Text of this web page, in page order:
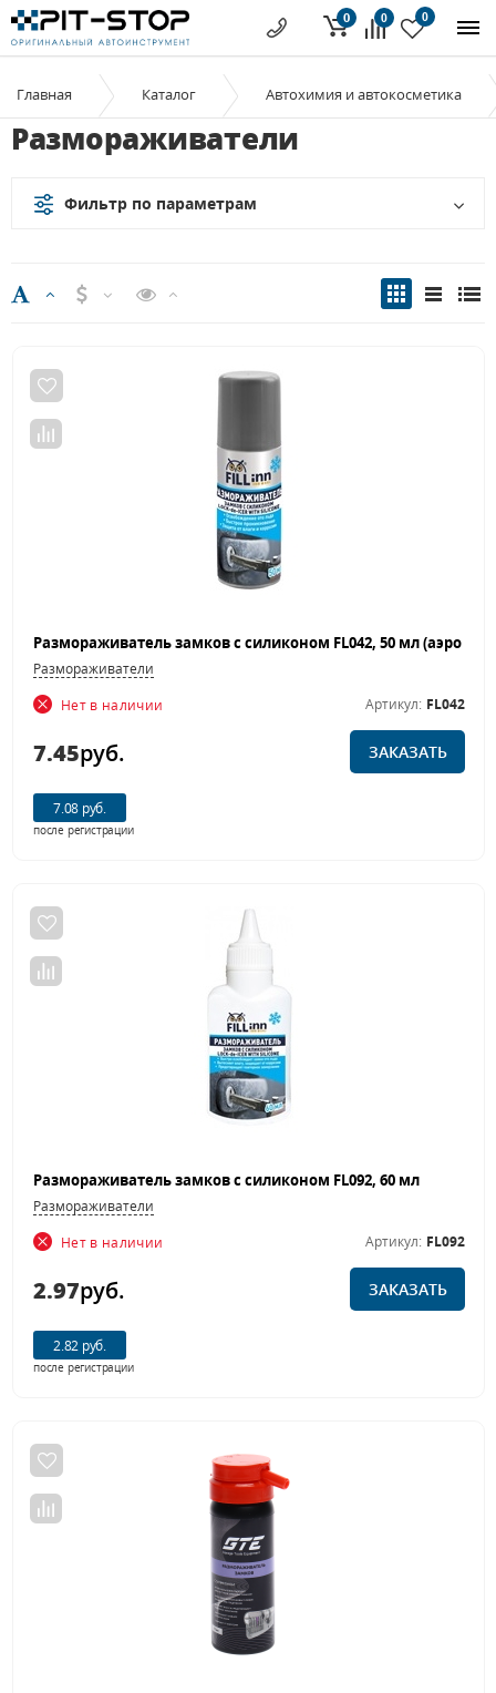
0 0
0
Главная Каталог Автохимия и автокосметика
Размораживатели
Фильтр по параметрам
Размораживатели
Нет в наличии
Артикул: FL042
7.45руб. ЗАКАЗАТЬ
7.08 руб.
после регистрации
Размораживатель замков с силиконом FL092, 60 мл
Размораживатели
Нет в наличии
Артикул: FL092
2.97руб. ЗАКАЗАТЬ
2.82 руб.
после регистрации